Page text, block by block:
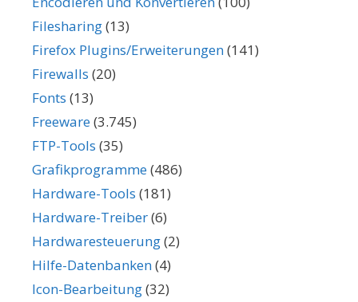
Filesharing(13)
Firefox Plugins/Erweiterungen(141)
Firewalls (20)
Fonts (13)
Freeware(3.745)
FTP-Tools (35)
Grafikprogramme(486)
Hardware-Tools (181)
Hardware-Treiber(6)
Hardwaresteuerung(2)
Hilfe-Datenbanken(4)
Icon-Bearbeitung(32)